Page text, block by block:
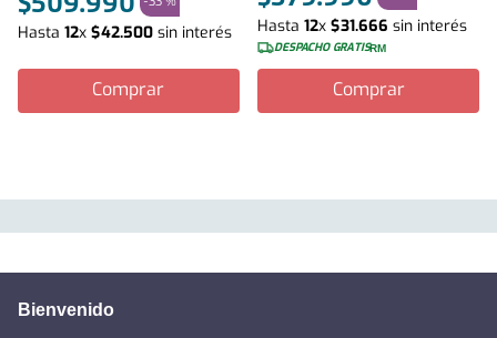
Hasta 12x $42.500 sin interés
Comprar
Hasta12x$31.666 sin interés
DESPACHO GRATISRM
Comprar
Bienvenido